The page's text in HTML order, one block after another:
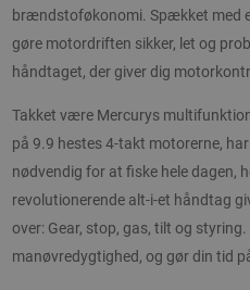
brændstoføkonomi. Spækket med
gøre motordriften sikker, let og
håndtaget, der giver dig
Takket være Mercurys
på 9.9 hestes 4-takt motorerne,
nødvendig for at fiske hele dagen,
revolutionerende alt-i-et håndtag
over: Gear, stop, gas, tilt og
manøvredygtighed, og gør din tid